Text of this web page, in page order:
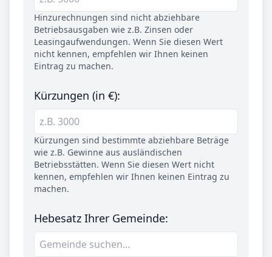
Hinzurechnungen sind nicht abziehbare
Betriebsausgaben wie z.B. Zinsen oder
Leasingaufwendungen. Wenn Sie diesen Wert
nicht kennen, empfehlen wir Ihnen keinen
Eintrag zu machen.
Kürzungen (in €):
Kürzungen sind bestimmte abziehbare Beträge
wie z.B. Gewinne aus ausländischen
Betriebsstätten. Wenn Sie diesen Wert nicht
kennen, empfehlen wir Ihnen keinen Eintrag zu
machen.
Hebesatz Ihrer Gemeinde: